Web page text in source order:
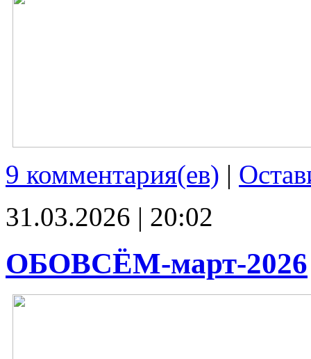
9 комментария(ев) |
31.03.2026 | 20:02
ОБОВСЁМ-март-2026